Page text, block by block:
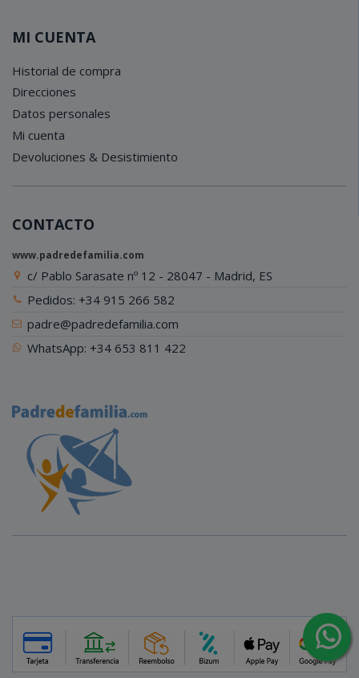
MI CUENTA
Historial de compra
Direcciones
Datos personales
Mi cuenta
Devoluciones & Desistimiento
CONTACTO
www.padredefamilia.com
c/ Pablo Sarasate nº 12 - 28047 - Madrid, ES
Pedidos: +34 915 266 582
padre@padredefamilia.com
WhatsApp: +34 653 811 422